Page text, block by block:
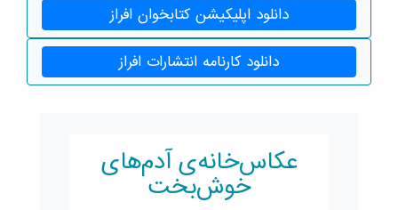
دانلود اپلیکیشن کتابخوان افراز
دانلود کارنامه انتشارات افراز
عکاس‌‌خانه‌ی آدم‌های
خوش‌بخت